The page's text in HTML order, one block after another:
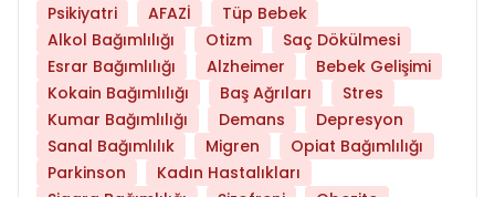
Psikiyatri AFAZİ
Tüp Bebek
Alkol Bağımlılığı
Otizm
Saç Dökülmesi
Esrar Bağımlılığı
Alzheimer
Bebek Gelişimi
Kokain Bağımlılığı
Baş Ağrıları
Stres
Kumar Bağımlılığı
Demans
Depresyon
Sanal Bağımlılık
Migren
Opiat Bağımlılığı
Parkinson
Kadın Hastalıkları